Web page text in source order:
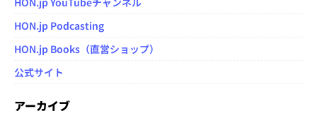
HON.jp Podcasting
HON.jp Books（直営ショップ）
公式サイト
アーカイブ